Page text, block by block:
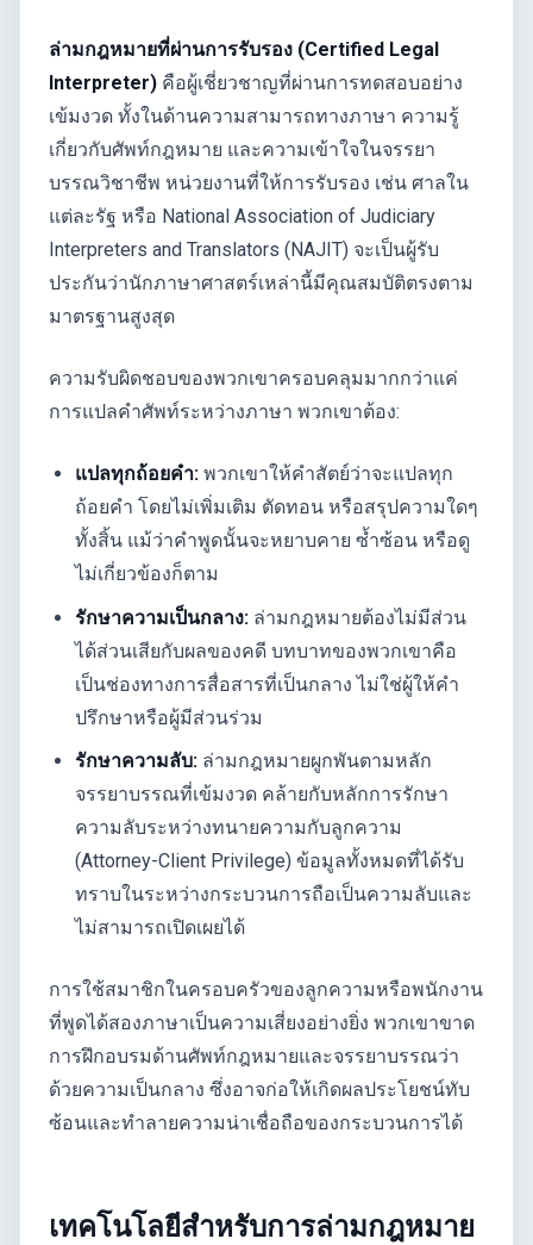
ล่ามกฎหมายที่ผ่านการรับรอง (Certified Legal
Interpreter) คือผู้เชี่ยวชาญที่ผ่านการทดสอบอย่าง
เข้มงวด ทั้งในด้านความสามารถทางภาษา ความรู้
เกี่ยวกับศัพท์กฎหมาย และความเข้าใจในจรรยา
บรรณวิชาชีพ หน่วยงานที่ให้การรับรอง เช่น ศาลใน
แต่ละรัฐ หรือ National Association of Judiciary
Interpreters and Translators (NAJIT) จะเป็นผู้รับ
ประกันว่านักภาษาศาสตร์เหล่านี้มีคุณสมบัติตรงตาม
มาตรฐานสูงสุด
ความรับผิดชอบของพวกเขาครอบคลุมมากกว่าแค่
การแปลคำศัพท์ระหว่างภาษา พวกเขาต้อง:
แปลทุกถ้อยคำ: พวกเขาให้คำสัตย์ว่าจะแปลทุก
ถ้อยคำ โดยไม่เพิ่มเติม ตัดทอน หรือสรุปความใดๆ
ทั้งสิ้น แม้ว่าคำพูดนั้นจะหยาบคาย ซ้ำซ้อน หรือดู
ไม่เกี่ยวข้องก็ตาม
รักษาความเป็นกลาง: ล่ามกฎหมายต้องไม่มีส่วน
ได้ส่วนเสียกับผลของคดี บทบาทของพวกเขาคือ
เป็นช่องทางการสื่อสารที่เป็นกลาง ไม่ใช่ผู้ให้คำ
ปรึกษาหรือผู้มีส่วนร่วม
รักษาความลับ: ล่ามกฎหมายผูกพันตามหลัก
จรรยาบรรณที่เข้มงวด คล้ายกับหลักการรักษา
ความลับระหว่างทนายความกับลูกความ
(Attorney-Client Privilege) ข้อมูลทั้งหมดที่ได้รับ
ทราบในระหว่างกระบวนการถือเป็นความลับและ
ไม่สามารถเปิดเผยได้
การใช้สมาชิกในครอบครัวของลูกความหรือพนักงาน
ที่พูดได้สองภาษาเป็นความเสี่ยงอย่างยิ่ง พวกเขาขาด
การฝึกอบรมด้านศัพท์กฎหมายและจรรยาบรรณว่า
ด้วยความเป็นกลาง ซึ่งอาจก่อให้เกิดผลประโยชน์ทับ
ซ้อนและทำลายความน่าเชื่อถือของกระบวนการได้
เทคโนโลยีสำหรับการล่ามกฎหมาย